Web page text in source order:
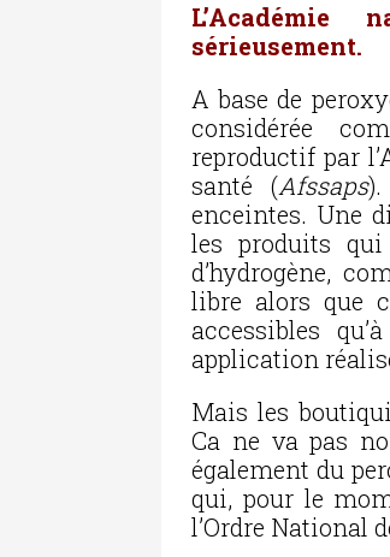
L’Académie
sérieusement.
A base de
considérée
reproductif par
santé (Afssaps
enceintes. Une
les produits
d’hydrogène,
libre alors que
accessibles
application
Mais les
Ca ne va pas
également du
qui, pour le
l’Ordre National